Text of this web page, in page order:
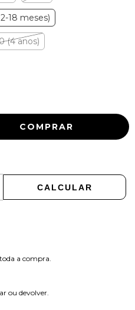
18 meses)
(4 anos)
CALCULAR
a compra.
ou devolver.